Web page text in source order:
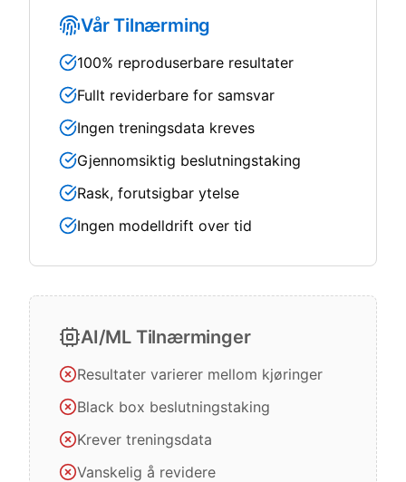
Vår Tilnærming
100% reproduserbare resultater
Fullt reviderbare for samsvar
Ingen treningsdata kreves
Gjennomsiktig beslutningstaking
Rask, forutsigbar ytelse
Ingen modelldrift over tid
AI/ML Tilnærminger
Resultater varierer mellom kjøringer
Black box beslutningstaking
Krever treningsdata
Vanskelig å revidere